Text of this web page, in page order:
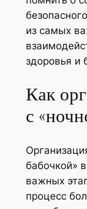
из самых
здоровья и
Как
с
бабочкой»
важных
процесс